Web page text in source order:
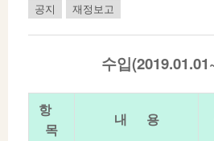
공지 재정보고
수입
항
목
내 용